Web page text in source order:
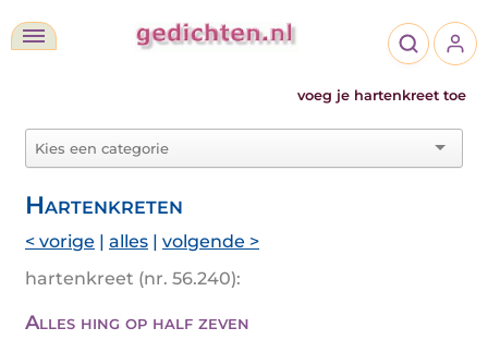
voeg je hartenkreet toe
Hartenkreten
< vorige | alles | volgende >
hartenkreet (nr. 56.240):
Alles hing op half zeven